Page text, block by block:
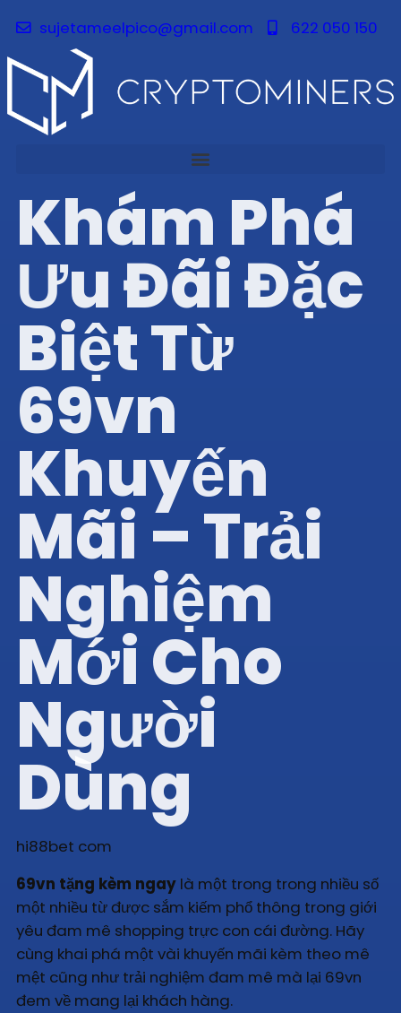
sujetameelpico@gmail.com 622 050 150
Khám Phá
Ưu Đãi Đặc
Biệt Từ
69vn
Khuyến
Mãi – Trải
Nghiệm
Mới Cho
Người
Dùng
hi88bet com
69vn tặng kèm ngay là một trong trong nhiều số
một nhiều từ được sắm kiếm phổ thông trong giới
yêu đam mê shopping trực con cái đường. Hãy
cùng khai phá một vài khuyến mãi kèm theo mê
mệt cũng như trải nghiệm đam mê mà lại 69vn
đem về mang lại khách hàng.